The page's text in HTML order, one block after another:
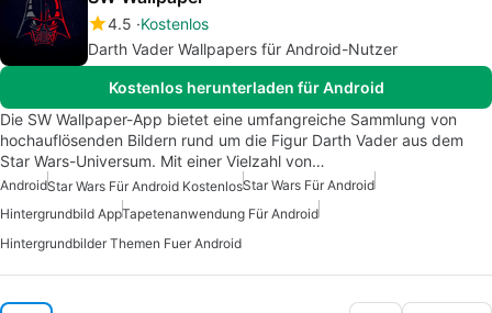
4.5 Kostenlos
Darth Vader Wallpapers für Android-Nutzer
Kostenlos herunterladen für Android
Die SW Wallpaper-App bietet eine umfangreiche Sammlung von
hochauflösenden Bildern rund um die Figur Darth Vader aus dem
Star Wars-Universum. Mit einer Vielzahl von…
AndroidStar Wars Für Android KostenlosStar Wars Für Android
Hintergrundbild AppTapetenanwendung Für Android
Hintergrundbilder Themen Fuer Android